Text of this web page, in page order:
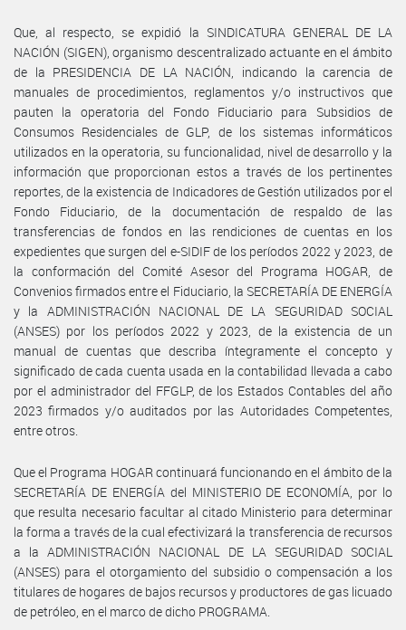
Que, al respecto, se expidió la SINDICATURA GENERAL DE LA
NACIÓN (SIGEN), organismo descentralizado actuante en el ámbito
de la PRESIDENCIA DE LA NACIÓN, indicando la carencia de
manuales de procedimientos, reglamentos y/o instructivos que
pauten la operatoria del Fondo Fiduciario para Subsidios de
Consumos Residenciales de GLP, de los sistemas informáticos
utilizados en la operatoria, su funcionalidad, nivel de desarrollo y la
información que proporcionan estos a través de los pertinentes
reportes, de la existencia de Indicadores de Gestión utilizados por el
Fondo Fiduciario, de la documentación de respaldo de las
transferencias de fondos en las rendiciones de cuentas en los
expedientes que surgen del e-SIDIF de los períodos 2022 y 2023, de
la conformación del Comité Asesor del Programa HOGAR, de
Convenios firmados entre el Fiduciario, la SECRETARÍA DE ENERGÍA
y la ADMINISTRACIÓN NACIONAL DE LA SEGURIDAD SOCIAL
(ANSES) por los períodos 2022 y 2023, de la existencia de un
manual de cuentas que describa íntegramente el concepto y
significado de cada cuenta usada en la contabilidad llevada a cabo
por el administrador del FFGLP, de los Estados Contables del año
2023 firmados y/o auditados por las Autoridades Competentes,
entre otros.
Que el Programa HOGAR continuará funcionando en el ámbito de la
SECRETARÍA DE ENERGÍA del MINISTERIO DE ECONOMÍA, por lo
que resulta necesario facultar al citado Ministerio para determinar
la forma a través de la cual efectivizará la transferencia de recursos
a la ADMINISTRACIÓN NACIONAL DE LA SEGURIDAD SOCIAL
(ANSES) para el otorgamiento del subsidio o compensación a los
titulares de hogares de bajos recursos y productores de gas licuado
de petróleo, en el marco de dicho PROGRAMA.